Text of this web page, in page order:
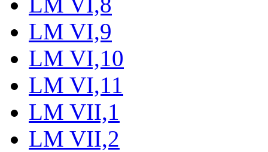
LM VI,9
LM VI,10
LM VI,11
LM VII,1
LM VII,2